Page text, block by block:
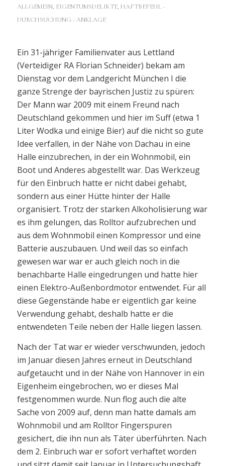
ALLGEMEIN, EIGENTUMSDELIKTE, HAFTBEFEHL -
DURCHSUCHUNG - ANKLAGE
Ein 31-jähriger Familienvater aus Lettland
(Verteidiger RA Florian Schneider) bekam am
Dienstag vor dem Landgericht München I die
ganze Strenge der bayrischen Justiz zu spüren:
Der Mann war 2009 mit einem Freund nach
Deutschland gekommen und hier im Suff (etwa 1
Liter Wodka und einige Bier) auf die nicht so gute
Idee verfallen, in der Nähe von Dachau in eine
Halle einzubrechen, in der ein Wohnmobil, ein
Boot und Anderes abgestellt war. Das Werkzeug
für den Einbruch hatte er nicht dabei gehabt,
sondern aus einer Hütte hinter der Halle
organisiert. Trotz der starken Alkoholisierung war
es ihm gelungen, das Rolltor aufzubrechen und
aus dem Wohnmobil einen Kompressor und eine
Batterie auszubauen. Und weil das so einfach
gewesen war war er auch gleich noch in die
benachbarte Halle eingedrungen und hatte hier
einen Elektro-Außenbordmotor entwendet. Für all
diese Gegenstände habe er eigentlich gar keine
Verwendung gehabt, deshalb hatte er die
entwendeten Teile neben der Halle liegen lassen.
Nach der Tat war er wieder verschwunden, jedoch
im Januar diesen Jahres erneut in Deutschland
aufgetaucht und in der Nähe von Hannover in ein
Eigenheim eingebrochen, wo er dieses Mal
festgenommen wurde. Nun flog auch die alte
Sache von 2009 auf, denn man hatte damals am
Wohnmobil und am Rolltor Fingerspuren
gesichert, die ihn nun als Täter überführten. Nach
dem 2. Einbruch war er sofort verhaftet worden